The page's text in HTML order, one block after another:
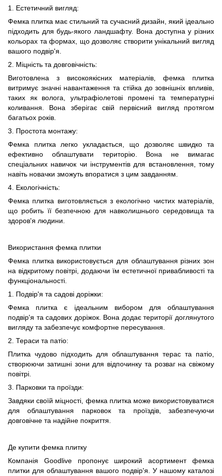
1. Естетичний вигляд:
Фемка плитка має стильний та сучасний дизайн, який ідеально
підходить для будь-якого ландшафту. Вона доступна у різних
кольорах та формах, що дозволяє створити унікальний вигляд
вашого подвір'я.
2. Міцність та довговічність:
Виготовлена з високоякісних матеріалів, фемка плитка
витримує значні навантаження та стійка до зовнішніх впливів,
таких як волога, ультрафіолетові промені та температурні
коливання. Вона зберігає свій первісний вигляд протягом
багатьох років.
3. Простота монтажу:
Фемка плитка легко укладається, що дозволяє швидко та
ефективно облаштувати територію. Вона не вимагає
спеціальних навичок чи інструментів для встановлення, тому
навіть новачки зможуть впоратися з цим завданням.
4. Екологічність:
Фемка плитка виготовляється з екологічно чистих матеріалів,
що робить її безпечною для навколишнього середовища та
здоров'я людини.
Використання фемка плитки
Фемка плитка використовується для облаштування різних зон
на відкритому повітрі, додаючи їм естетичної привабливості та
функціональності.
1. Подвір'я та садові доріжки:
Фемка плитка є ідеальним вибором для облаштування
подвір'я та садових доріжок. Вона додає території доглянутого
вигляду та забезпечує комфортне пересування.
2. Тераси та патіо:
Плитка чудово підходить для облаштування терас та патіо,
створюючи затишні зони для відпочинку та розваг на свіжому
повітрі.
3. Парковки та проїзди:
Завдяки своїй міцності, фемка плитка може використовуватися
для облаштування парковок та проїздів, забезпечуючи
довговічне та надійне покриття.
Де купити фемка плитку
Компанія Goodlive пропонує широкий асортимент фемка
плитки для облаштування вашого подвір'я. У нашому каталозі